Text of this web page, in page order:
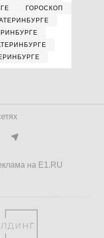
ГОРОСКОП
на E1.RU